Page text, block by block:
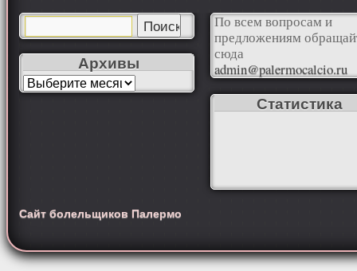
Архивы
По всем вопросам и
предложениям
сюда
admin@palermocalcio.ru
Статистика
Сайт болельщиков Палермо